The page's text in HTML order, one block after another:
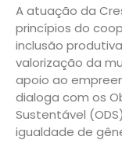
A atuação da
princípios do
inclusão
valorização da
apoio ao
dialoga com os
Sustentável
igualdade de